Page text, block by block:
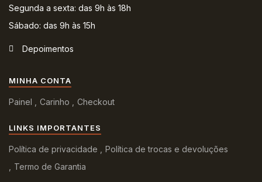
Segunda a sexta: das 9h às 18h
Sábado: das 9h às 15h
Depoimentos
MINHA CONTA
Painel Carinho Checkout
LINKS IMPORTANTES
Política de privacidade
Política de trocas e devoluções
Termo de Garantia